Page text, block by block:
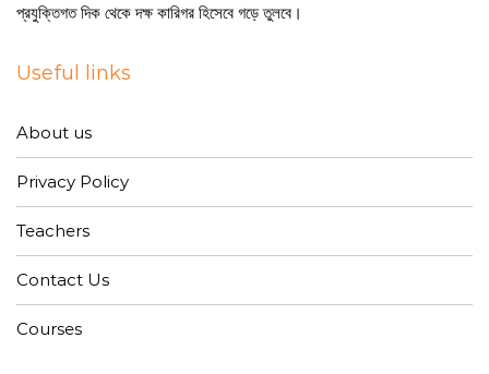
প্রযুক্তিগত দিক থেকে দক্ষ কারিগর হিসেবে গড়ে তুলবে।
Useful links
About us
Privacy Policy
Teachers
Contact Us
Courses